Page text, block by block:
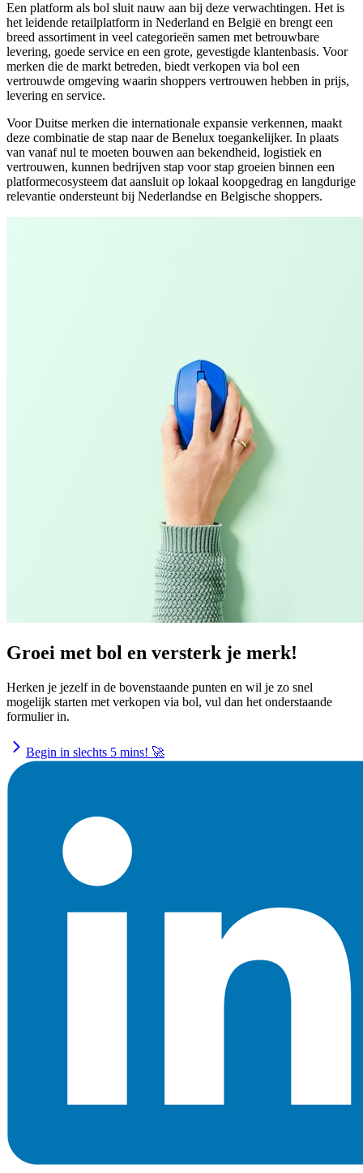
Een platform als bol sluit nauw aan bij deze verwachtingen. Het is
het leidende retailplatform in Nederland en België en brengt een
breed assortiment in veel categorieën samen met betrouwbare
levering, goede service en een grote, gevestigde klantenbasis. Voor
merken die de markt betreden, biedt verkopen via bol een
vertrouwde omgeving waarin shoppers vertrouwen hebben in prijs,
levering en service.
Voor Duitse merken die internationale expansie verkennen, maakt
deze combinatie de stap naar de Benelux toegankelijker. In plaats
van vanaf nul te moeten bouwen aan bekendheid, logistiek en
vertrouwen, kunnen bedrijven stap voor stap groeien binnen een
platformecosysteem dat aansluit op lokaal koopgedrag en langdurige
relevantie ondersteunt bij Nederlandse en Belgische shoppers.
Groei met bol en versterk je merk!
Herken je jezelf in de bovenstaande punten en wil je zo snel
mogelijk starten met verkopen via bol, vul dan het onderstaande
formulier in.
Begin in slechts 5 mins! 🚀